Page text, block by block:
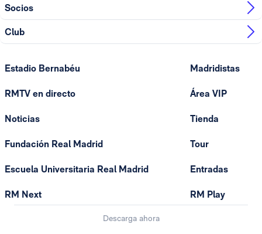
Socios
Club
Estadio Bernabéu
RMTV en directo
Noticias
Fundación Real Madrid
Escuela Universitaria Real Madrid
RM Next
Madridistas
Área VIP
Tienda
Tour
Entradas
RM Play
Descarga ahora